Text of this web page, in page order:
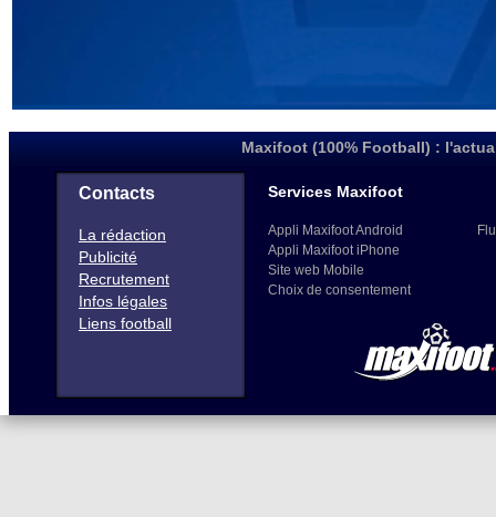
Maxifoot (100% Football) :
Contacts
La rédaction
Publicité
Recrutement
Infos légales
Liens football
Services Maxifoot
Appli Maxifoot Android
Appli Maxifoot iPhone
Site web Mobile
Choix de consentement